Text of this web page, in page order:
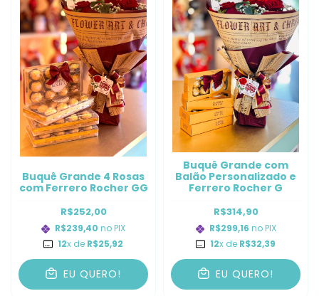
Buquê Grande 4 Rosas
com Ferrero Rocher GG
R$252,00
R$239,40 no PIX
12x de R$25,92
EU QUERO!
Buquê Grande com
Balão Personalizado e
Ferrero Rocher G
R$314,90
R$299,16 no PIX
12x de R$32,39
EU QUERO!